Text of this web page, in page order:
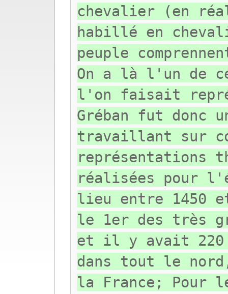
chevalier (en
habillé en
peuple
On a là l'un de
l'on faisait
Gréban fut donc
travaillant sur
représentations
réalisées pour
lieu entre 1450
le 1er des très
et il y avait 220
dans tout le
la France; Pour